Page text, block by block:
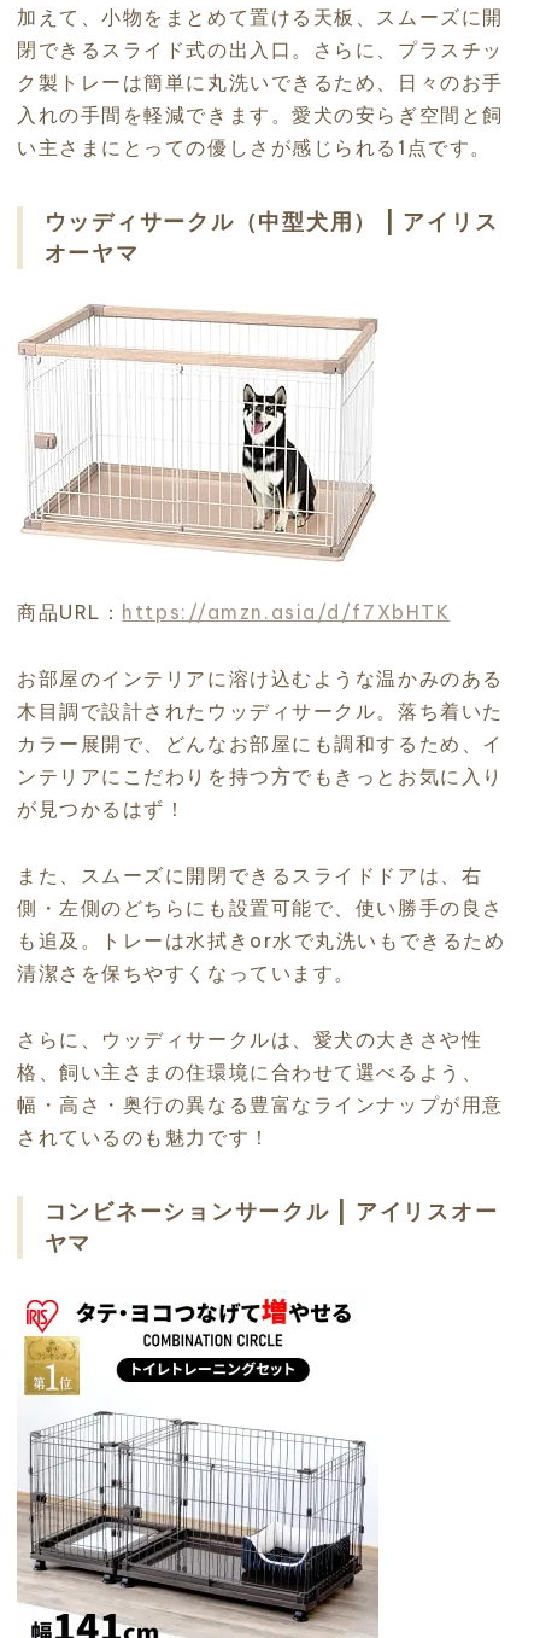
加えて、小物をまとめて置ける天板、スムーズに開
閉できるスライド式の出入口。さらに、プラスチッ
ク製トレーは簡単に丸洗いできるため、日々のお手
入れの手間を軽減できます。愛犬の安らぎ空間と飼
い主さまにとっての優しさが感じられる1点です。
ウッディサークル（中型犬用） | アイリス
オーヤマ
商品URL： https://amzn.asia/d/f7XbHTK
お部屋のインテリアに溶け込むような温かみのある
木目調で設計されたウッディサークル。落ち着いた
カラー展開で、どんなお部屋にも調和するため、イ
ンテリアにこだわりを持つ方でもきっとお気に入り
が見つかるはず！
また、スムーズに開閉できるスライドドアは、右
側・左側のどちらにも設置可能で、使い勝手の良さ
も追及。トレーは水拭きor水で丸洗いもできるため
清潔さを保ちやすくなっています。
さらに、ウッディサークルは、愛犬の大きさや性
格、飼い主さまの住環境に合わせて選べるよう、
幅・高さ・奥行の異なる豊富なラインナップが用意
されているのも魅力です！
コンビネーションサークル | アイリスオー
ヤマ